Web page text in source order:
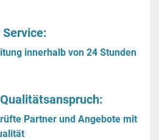
Service:
innerhalb von 24 Stunden
Partner und Angebote mit